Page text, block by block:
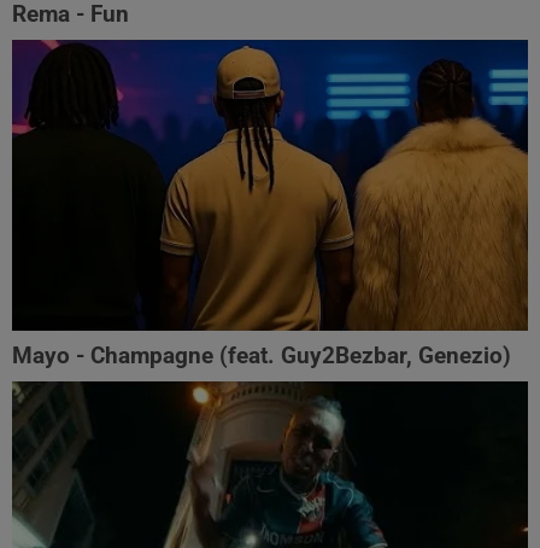
Rema - Fun
Mayo - Champagne (feat. Guy2Bezbar, Genezio)